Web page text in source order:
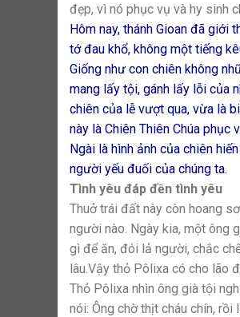
đẹp, vì nó phục vụ và hy sinh
Hôm nay, thánh Gioan đã giới
tớ đau khổ, không một tiếng
Giống như con chiên không
mang lấy tội, gánh lấy lỗi của
chiên của lễ vượt qua, vừa là
này là Chiên Thiên Chúa phục
Ngài là hình ảnh của chiên
người yếu đuối của chúng ta.
Tình yêu đáp đền tình yêu
Thuở trái đất này còn hoang
người nào. Ngày kia, một ông
gì để ăn, đói lả người, chắc
lâu.Vậy thỏ Pôlixa có cho lão
Thỏ Pôlixa nhìn ông già tội
nói: Ông chờ thịt cháu chín, rồi